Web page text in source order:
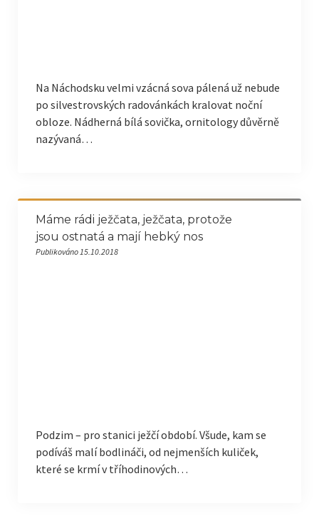
Na Náchodsku velmi vzácná sova pálená už nebude
po silvestrovských radovánkách kralovat noční
obloze. Nádherná bílá sovička, ornitology důvěrně
nazývaná…
Máme rádi ježčata, ježčata, protože
jsou ostnatá a mají hebký nos
Publikováno 15.10.2018
Podzim – pro stanici ježčí období. Všude, kam se
podíváš malí bodlináči, od nejmenších kuliček,
které se krmí v tříhodinových…